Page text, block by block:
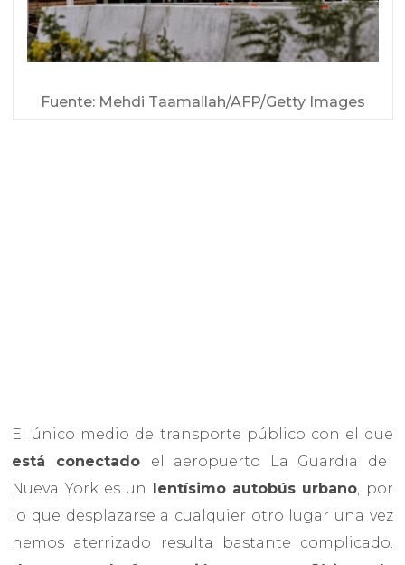
Fuente: Mehdi Taamallah/AFP/Getty Images
El único medio de transporte público con el que
está conectado el aeropuerto La Guardia de
Nueva York es un
lentísimo autobús urbano, por
lo que desplazarse a cualquier otro lugar una vez
hemos aterrizado resulta bastante complicado.